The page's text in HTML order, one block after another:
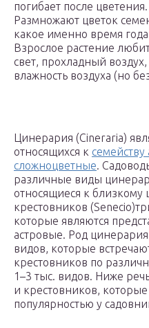
погибает после цветения.
Размножают цветок
какое именно время
Взрослое растение
свет, прохладный
влажность воздуха (но
Цинерария (Cineraria)
относящихся к
сложноцветные.
различные виды
относящиеся к близкому
крестовников
которые являются
астровые. Род
видов, которые
крестовников по
1–3 тыс. видов. Ниже
и крестовников,
популярностью у